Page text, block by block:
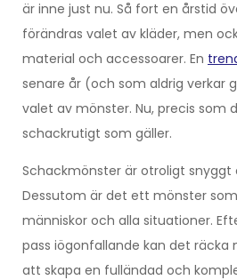
är inne just nu. Så fort en årstid
förändras valet av kläder, men
material och accessoarer. En
senare år (och som aldrig verkar
valet av mönster. Nu, precis som
schackrutigt som gäller.
Schackmönster är otroligt
Dessutom är det ett mönster
människor och alla situationer.
pass iögonfallande kan det
att skapa en fulländad och